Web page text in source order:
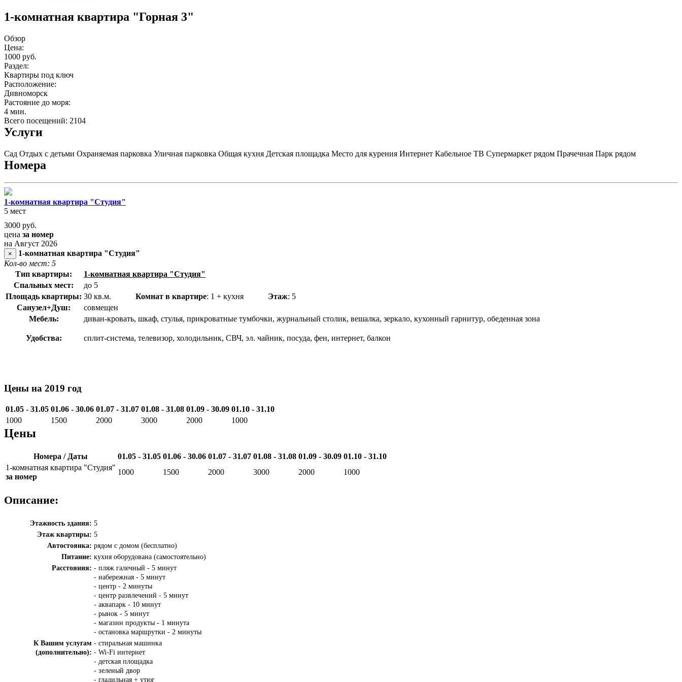
1-комнатная квартира "Горная 3"
Обзор
Цена:
1000 руб.
Раздел:
Квартиры под ключ
Расположение:
Дивноморск
Растояние до моря:
4 мин.
Всего посещений: 2104
Услуги
Сад Отдых с детьми Охраняемая парковка Уличная парковка Общая кухня Детская площадка Место для курения Интернет Кабельное ТВ Супермаркет рядом Прачечная Парк рядом
Номера
1-комнатная квартира "Студия"
5 мест
3000 руб.
цена за номер
на Август 2026
×
1-комнатная квартира "Студия"
Кол-во мест: 5
Тип квартиры:
1-комнатная квартира "Студия"
Спальных мест:
до 5
Площадь квартиры: 30 кв.м. Комнат в квартире: 1 + кухня Этаж: 5
Санузел+Душ:
совмещен
Мебель:
диван-кровать, шкаф, стулья, прикроватные тумбочки, журнальный столик, вешалка, зеркало, кухонный гарнитур, обеденная зона
Удобства: сплит-система, телевизор, холодильник, СВЧ, эл. чайник, посуда, фен, интернет, балкон
Цены на 2019 год
01.05 - 31.05 01.06 - 30.06 01.07 - 31.07 01.08 - 31.08 01.09 - 30.09 01.10 - 31.10
1000
1500 2000 3000 2000 1000
Цены
Номера / Даты 01.05 - 31.05 01.06 - 30.06 01.07 - 31.07 01.08 - 31.08 01.09 - 30.09 01.10 - 31.10
1-комнатная квартира "Студия"
за номер
1000 1500 2000 3000 2000 1000
Описание:
Этажность здания: 5
Этаж квартиры: 5
Автостоянка: рядом с домом (бесплатно)
Питание: кухня оборудована (самостоятельно)
Расстояния: - пляж галечный - 5 минут
- набережная - 5 минут
- центр - 2 минуты
- центр развлечений - 5 минут
- аквапарк - 10 минут
- рынок - 5 минут
- магазин продукты - 1 минута
- остановка маршрутки - 2 минуты
К Вашим услугам
(дополнительно):
- стиральная машинка
- Wi-Fi интернет
- детская площадка
- зеленый двор
- гладильная + утюг